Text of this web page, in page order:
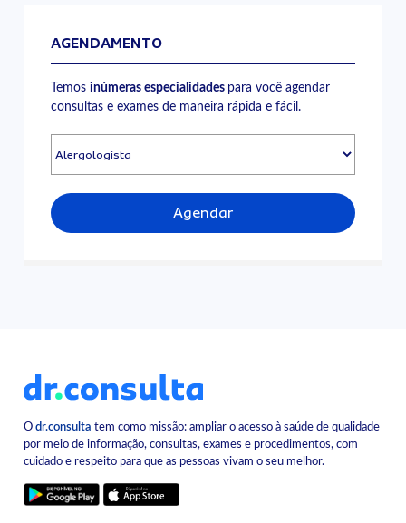
AGENDAMENTO
Temosinúmeras especialidades para você agendar
consultas e exames de maneira rápida e fácil.
Agendar
Odr.consulta tem como missão: ampliar o acesso à saúde de qualidade
por meio de informação, consultas, exames e procedimentos, com
cuidado e respeito para que as pessoas vivam o seu melhor.